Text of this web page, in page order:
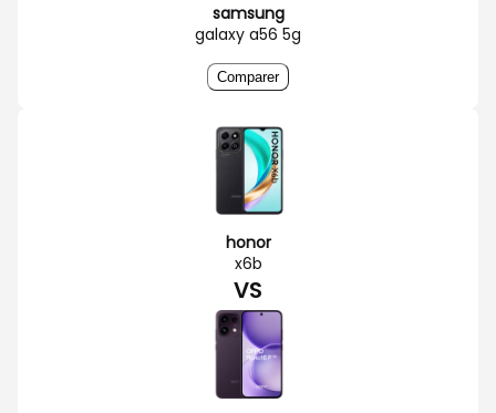
samsung
galaxy a56 5g
Comparer
honor
x6b
VS